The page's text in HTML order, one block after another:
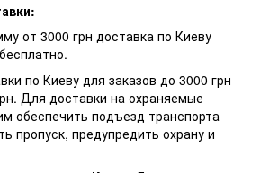
от 3000 грн доставка по Киеву
по Киеву для заказов до 3000 грн
Для доставки на охраняемые
обеспечить подъезд транспорта
пропуск, предупредить охрану и